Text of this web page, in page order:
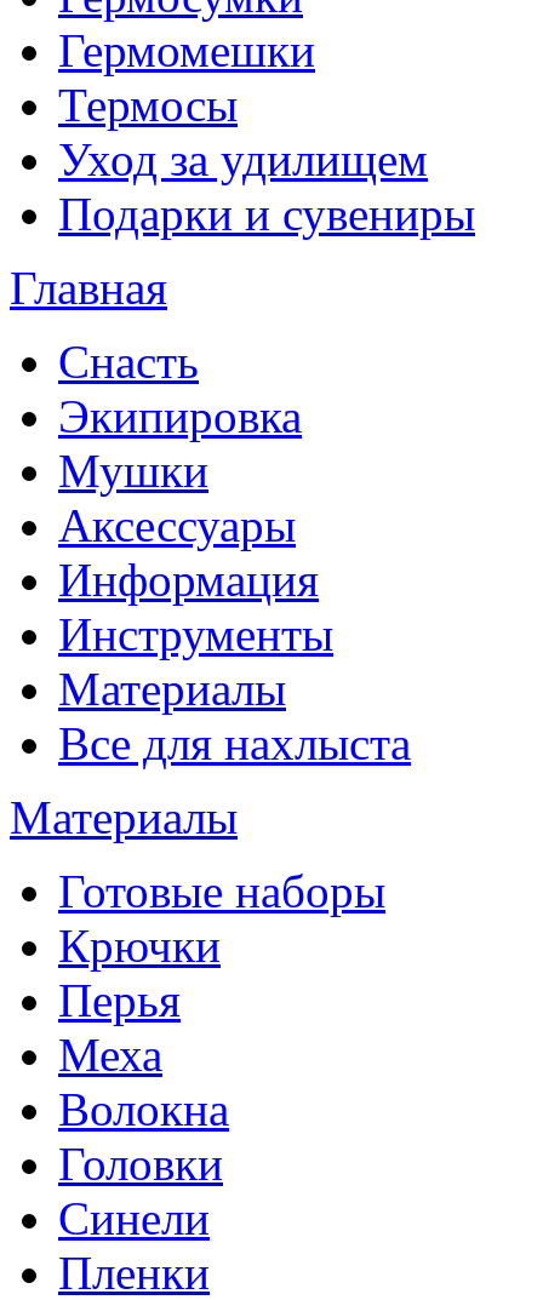
Гермомешки
Термосы
Уход за удилищем
Подарки и сувениры
Главная
Снасть
Экипировка
Мушки
Аксессуары
Информация
Инструменты
Материалы
Все для нахлыста
Материалы
Готовые наборы
Крючки
Перья
Меха
Волокна
Головки
Синели
Пленки